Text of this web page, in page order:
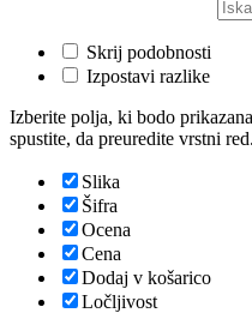
Skrij podobnosti
Izpostavi razlike
Izberite polja, ki bodo
spustite, da preuredite vrstni red.
Slika
Šifra
Ocena
Cena
Dodaj v košarico
Ločljivost